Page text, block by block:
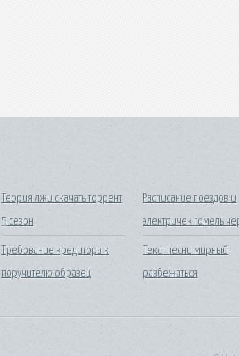
Теория лжи скачать торрент
5 сезон
Требование кредитора к
поручителю образец
Расписание поездов и
электричек гомель
Текст песни мирный
разбежаться